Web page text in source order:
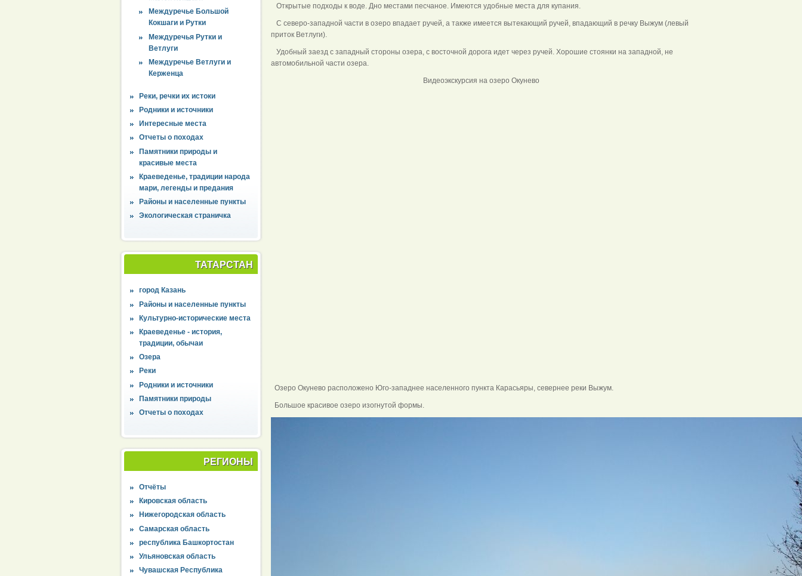
Междуречье Большой
Кокшаги и Рутки
Междуречья Рутки и
Ветлуги
Междуречье Ветлуги и
Керженца
Реки, речки их истоки
Родники и источники
Интересные места
Отчеты о походах
Памятники природы и
красивые места
Краеведенье, традиции народа
мари, легенды и предания
Районы и населенные пункты
Экологическая страничка
ТАТАРСТАН
город Казань
Районы и населенные пункты
Культурно-исторические места
Краеведенье - история,
традиции, обычаи
Озера
Реки
Родники и источники
Памятники природы
Отчеты о походах
РЕГИОНЫ
Отчёты
Кировская область
Нижегородская область
Самарская область
республика Башкортостан
Ульяновская область
Чувашская Республика
Открытые подходы к воде. Дно местами песчаное. Имеются удобные места для купания.
С северо-западной части в озеро впадает ручей, а также имеется вытекающий ручей, впадающий в речку Выжум (левый
приток Ветлуги).
Удобный заезд с западный стороны озера, с восточной дорога идет через ручей. Хорошие стоянки на западной, не
автомобильной части озера.
Видеоэкскурсия на озеро Окунево
Озеро Окунево расположено Юго-западнее населенного пункта Карасьяры, севернее реки Выжум.
Большое красивое озеро изогнутой формы.